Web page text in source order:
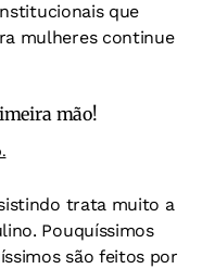
que
mulheres continue
mão!
trata muito a
Pouquíssimos
são feitos por